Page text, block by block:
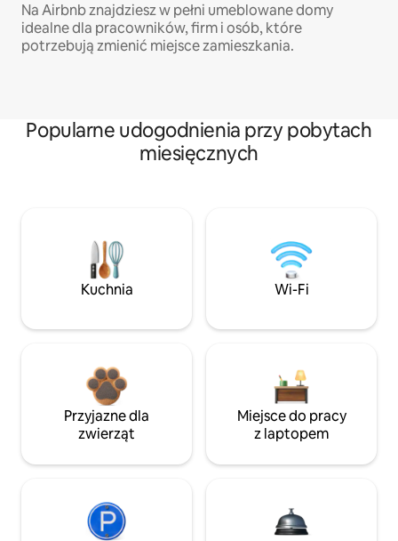
Na Airbnb znajdziesz w pełni umeblowane domy
idealne dla pracowników, firm i osób, które
potrzebują zmienić miejsce zamieszkania.
Popularne udogodnienia przy pobytach
miesięcznych
Kuchnia Wi-Fi
Przyjazne dla
zwierząt
Miejsce do pracy
z laptopem